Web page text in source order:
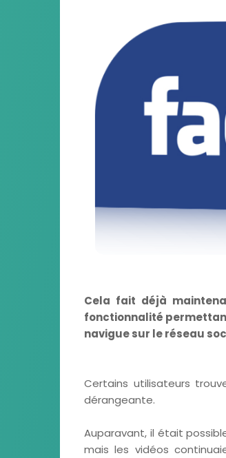
Cela fait déjà
fonctionnalité
navigue sur le réseau
Certains utilisateurs
dérangeante.
Auparavant, il était
mais les vidéos